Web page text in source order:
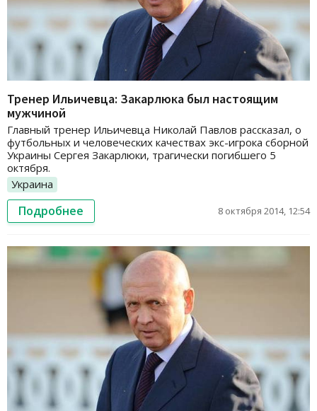
Тренер Ильичевца: Закарлюка был настоящим
мужчиной
Главный тренер Ильичевца Николай Павлов рассказал, о
футбольных и человеческих качествах экс-игрока сборной
Украины Сергея Закарлюки, трагически погибшего 5
октября.
Украина
Подробнее 8 октября 2014, 12:54